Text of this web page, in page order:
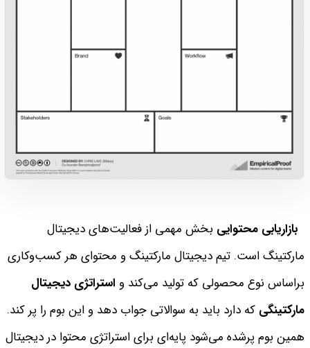
بازاریابی محتوایی بخش مهمی از فعالیت‌های دیجیتال
مارکتینگ است. تیم دیجیتال مارکتینگ و محتوای هر کسب‌وکاری
براساس نوع محصولی که تولید می‌کند و استراتژی دیجیتال
مارکتینگی که دارد باید به سوالاتی جواب دهد و این بوم را پر کند.
همین بوم پرشده می‌شود پایه‌ای برای استراتژی محتوا در دیجیتال